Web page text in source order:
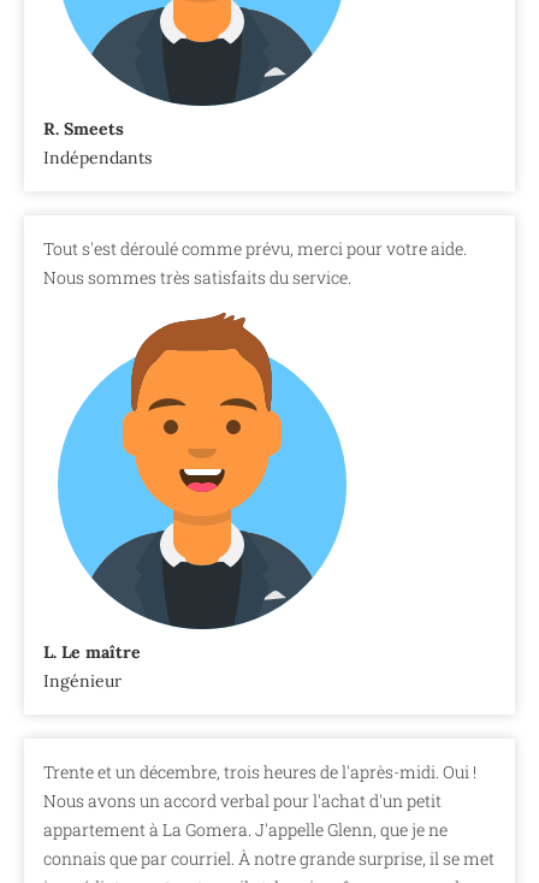
R. Smeets
Indépendants
Tout s'est déroulé comme prévu, merci pour votre aide.
Nous sommes très satisfaits du service.
L. Le maître
Ingénieur
Trente et un décembre, trois heures de l'après-midi. Oui !
Nous avons un accord verbal pour l'achat d'un petit
appartement à La Gomera. J'appelle Glenn, que je ne
connais que par courriel. À notre grande surprise, il se met